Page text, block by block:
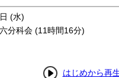
(水)
分科会 (11時間16分)
はじめから再